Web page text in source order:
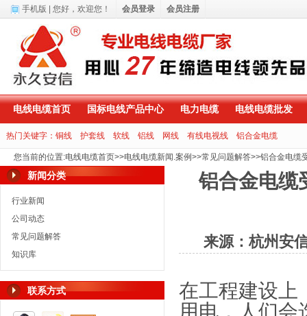
电线电缆首页 国标电线产品中心 电力电缆 电线电缆批发
热门关键字： 铜线 护套线 软线 铝线 网线 有线电视线 铝合金电缆
您当前的位置:电线电缆首页>>电线电缆新闻.案例>>常见问题解答>>铝合金电缆
新闻分类
行业新闻
公司动态
常见问题解答
知识库
联系方式
铝合金电缆
来源：杭州安
在工程建设上
用电，人们会
手机版 | 您好， 欢迎您！ 会员登录 会员注册